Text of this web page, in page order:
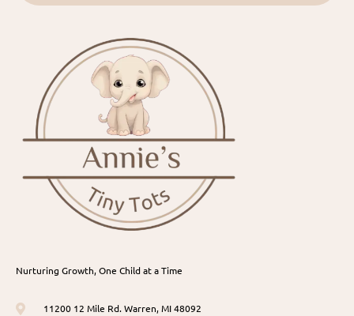
Nurturing Growth, One Child at a Time
11200 12 Mile Rd. Warren, MI 48092